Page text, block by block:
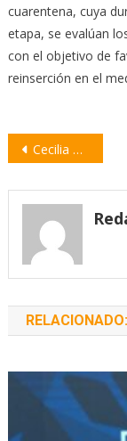
cuarentena, cuya
etapa, se evalúan
con el objetivo de
reinserción en el
Navegación
entradas
Cecilia Milone rinde homenaje a Chico Novarro con “Las cartas de un león”
RELACIONADO: